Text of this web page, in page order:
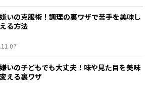
いの克服術！調理の裏ワザで苦手を美味し
る方法
いの子どもでも大丈夫！味や見た目を美味
える裏ワザ